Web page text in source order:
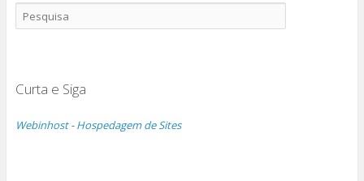
Curta e Siga
Webinhost - Hospedagem de Sites